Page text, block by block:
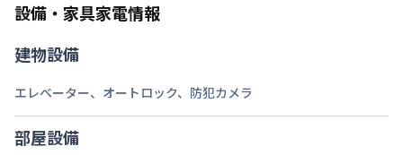
部屋の向き
タイプによって異なる
交通
福岡市七隈線天神南駅
設備・家具家電情報
建物設備
エレベーター、 オートロック、 防犯カメラ
部屋設備